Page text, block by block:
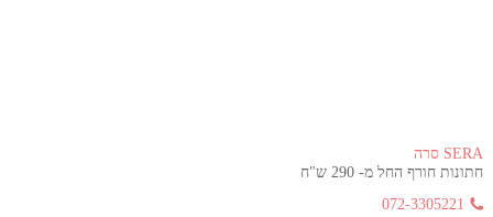
SERA סרה
חתונות חורף החל מ- 290 ש"ח
072-3305221